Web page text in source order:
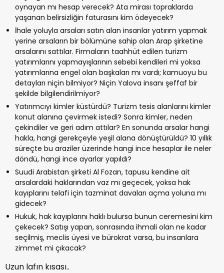
oynayan mı hesap verecek? Ata mirası topraklarda
yaşanan belirsizliğin faturasını kim ödeyecek?
İhale yoluyla arsaları satın alan insanlar yatırım yapmak
yerine arsaların bir bölümüne sahip olan Arap şirketine
arsalarını sattılar. Firmaların taahhüt edilen turizm
yatırımlarını yapmayışlarının sebebi kendileri mi yoksa
yatırımlarına engel olan başkaları mı vardı; kamuoyu bu
detayları niçin bilmiyor? Niçin Yalova insanı şeffaf bir
şekilde bilgilendirilmiyor?
Yatırımcıyı kimler küstürdü? Turizm tesis alanlarını kimler
konut alanına çevirmek istedi? Sonra kimler, neden
çekindiler ve geri adım attılar? En sonunda arsalar hangi
hakla, hangi gerekçeyle yeşil alana dönüştürüldü? 10 yıllık
süreçte bu araziler üzerinde hangi ince hesaplar ile neler
döndü, hangi ince ayarlar yapıldı?
Suudi Arabistan şirketi Al Fozan, tapusu kendine ait
arsalardaki haklarından vaz mı geçecek, yoksa hak
kayıplarını telafi için tazminat davaları açma yoluna mı
gidecek?
Hukuk, hak kayıplarını haklı bulursa bunun ceremesini kim
çekecek? Satışı yapan, sonrasında ihmali olan ne kadar
seçilmiş, meclis üyesi ve bürokrat varsa, bu insanlara
zimmet mi çıkacak?
Uzun lafın kısası..